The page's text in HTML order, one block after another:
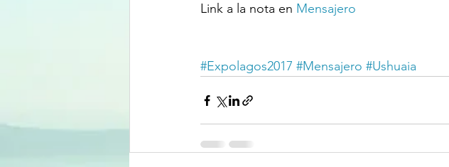
Link a la nota en Mensajero
#Expolagos2017 #Mensajero #Ushuaia